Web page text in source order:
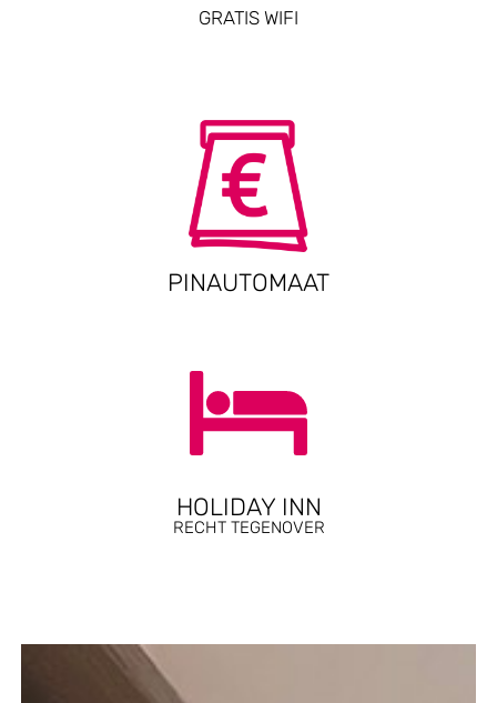
GRATIS WIFI
PINAUTOMAAT
HOLIDAY INN
RECHT TEGENOVER